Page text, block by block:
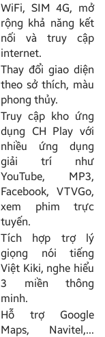
WiFi, SIM 4G, mở
rộng khả năng kết
nối và truy cập
internet.
Thay đổi giao diện
theo sở thích, màu
phong thủy.
Truy cập kho ứng
dụng CH Play với
nhiều ứng dụng
giải trí như
YouTube, MP3,
Facebook, VTVGo,
xem phim trực
tuyến.
Tích hợp trợ lý
giọng nói tiếng
Việt Kiki, nghe hiểu
3 miền thông
minh.
Hỗ trợ Google
Maps, Navitel,…